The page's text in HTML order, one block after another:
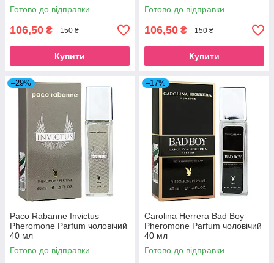
Готово до відправки
106,50 ₴ 150 ₴
Купити
Готово до відправки
106,50 ₴ 150 ₴
Купити
–29%
Paco Rabanne Invictus
Pheromone Parfum чоловічий
40 мл
Готово до відправки
–17%
Carolina Herrera Bad Boy
Pheromone Parfum чоловічий
40 мл
Готово до відправки